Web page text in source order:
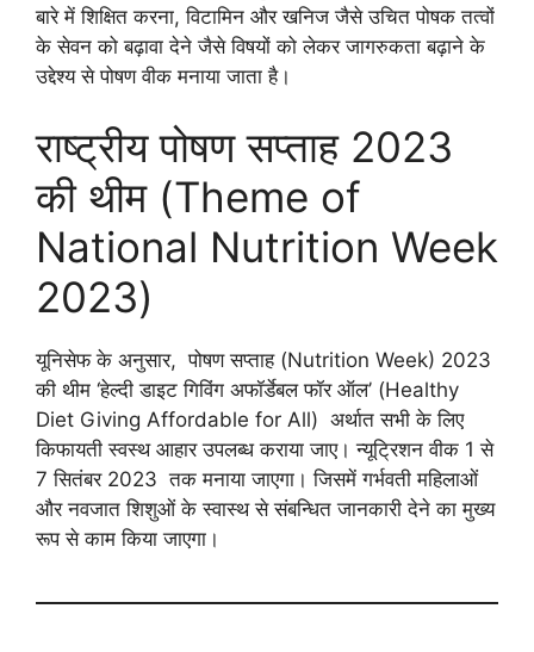
बारे में शिक्षित करना, विटामिन और खनिज जैसे उचित पोषक तत्वों
के सेवन को बढ़ावा देने जैसे विषयों को लेकर जागरुकता बढ़ाने के
उद्देश्य से पोषण वीक मनाया जाता है।
राष्ट्रीय पोषण सप्ताह 2023
की थीम (Theme of
National Nutrition Week
2023)
यूनिसेफ के अनुसार, पोषण सप्ताह (Nutrition Week) 2023
की थीम ‘हेल्दी डाइट गिविंग अफॉर्डेबल फॉर ऑल’ (Healthy
Diet Giving Affordable for All) अर्थात सभी के लिए
किफायती स्वस्थ आहार उपलब्ध कराया जाए। न्यूट्रिशन वीक 1 से
7 सितंबर 2023 तक मनाया जाएगा। जिसमें गर्भवती महिलाओं
और नवजात शिशुओं के स्वास्थ से संबन्धित जानकारी देने का मुख्य
रूप से काम किया जाएगा।